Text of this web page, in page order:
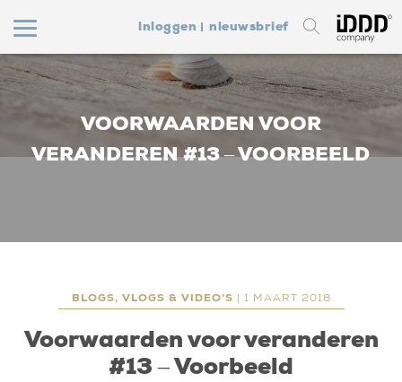
inloggen nieuwsbrief
VOORWAARDEN VOOR
VERANDEREN #13 – VOORBEELD
BLOGS, VLOGS & VIDEO'S | 1 MAART 2018
Voorwaarden voor veranderen
#13 – Voorbeeld